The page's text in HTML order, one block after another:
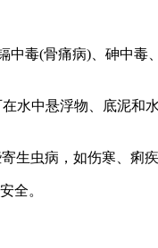
毒(骨痛病)、砷中毒
中悬浮物、底泥和
虫病，如伤寒、痢疾
全。